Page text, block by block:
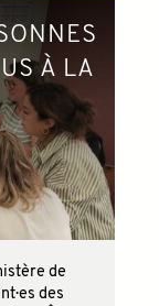
À LA
de
des